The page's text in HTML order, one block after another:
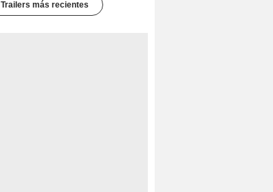
Trailers más recientes